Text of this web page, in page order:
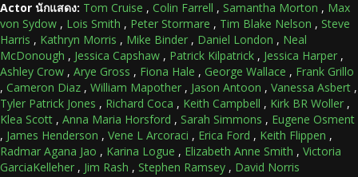
Actor นักแสดง: Tom Cruise , Colin Farrell , Samantha Morton , Max
von Sydow , Lois Smith , Peter Stormare , Tim Blake Nelson , Steve
Harris , Kathryn Morris , Mike Binder , Daniel London , Neal
McDonough , Jessica Capshaw , Patrick Kilpatrick , Jessica Harper ,
Ashley Crow , Arye Gross , Fiona Hale , George Wallace , Frank Grillo
, Cameron Diaz , William Mapother , Jason Antoon , Vanessa Asbert ,
Tyler Patrick Jones , Richard Coca , Keith Campbell , Kirk BR Woller ,
Klea Scott , Anna Maria Horsford , Sarah Simmons , Eugene Osment
, James Henderson , Vene L Arcoraci , Erica Ford , Keith Flippen ,
Radmar Agana Jao , Karina Logue , Elizabeth Anne Smith , Victoria
GarciaKelleher , Jim Rash , Stephen Ramsey , David Norris